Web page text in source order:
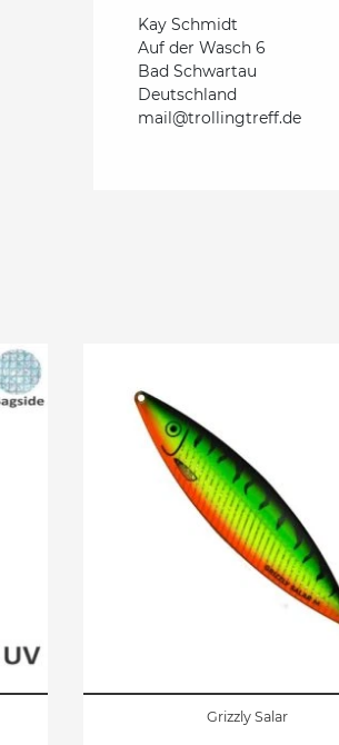
Kay Schmidt
Auf der Wasch 6
Bad Schwartau
Deutschland
mail@trollingtreff.de
Grizzly Salar